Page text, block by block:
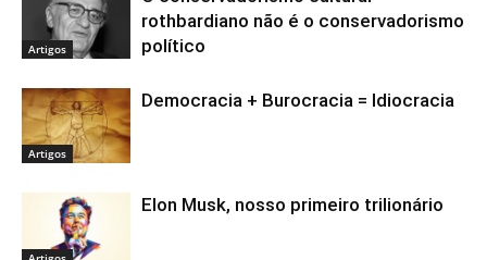
Artigos
rothbardiano não é o conservadorismo
político
Artigos
Democracia + Burocracia = Idiocracia
Elon Musk, nosso primeiro trilionário